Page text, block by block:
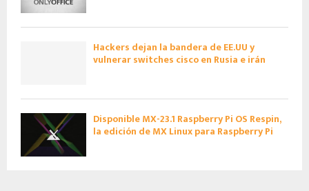
Hackers dejan la bandera de EE.UU y
vulnerar switches cisco en Rusia e irán
Disponible MX-23.1 Raspberry Pi OS Respin,
la edición de MX Linux para Raspberry Pi